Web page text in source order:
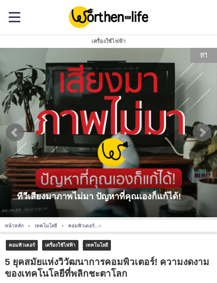
เครื่องใช้ไฟฟ้า
ทีวี
ทีวีเสียงมาภาพไม่มา ปัญหาที่คุณเองก็แก้ได้!
หน้าหลัก เทคโนโลยี คอมพิวเตอร์
คอมพิวเตอร์ เครื่องใช้ไฟฟ้า เทคโนโลยี
5 ยุคสมัยแห่งวิวัฒนาการคอมพิวเตอร์! ความงดงาม
ของเทคโนโลยีที่พลิกชะตาโลก